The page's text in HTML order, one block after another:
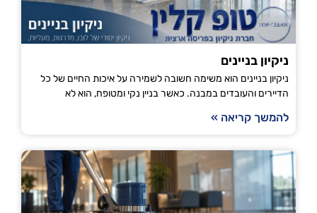
ניקיון בניינים
ניקיון בניינים הוא משימה חשובה לשמירה על איכות החיים של כל
הדיירים והעובדים במבנה. כאשר בניין נקי ומטופח, הוא לא
להמשך קריאה »